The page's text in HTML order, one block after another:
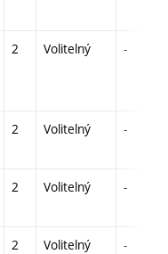
2 Volitelný -
2 Volitelný -
2 Volitelný -
2 Volitelný -